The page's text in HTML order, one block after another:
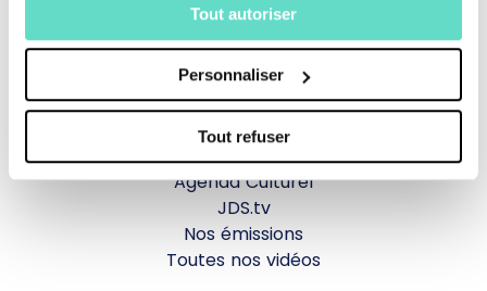
Tout autoriser
Personnaliser
Tout refuser
La messe
Magazine Le Jour du Seigneur
Documentaires
Parole Inattendue
Tous Frères
Générations Laudato Si’
Agenda Culturel
JDS.tv
Nos émissions
Toutes nos vidéos